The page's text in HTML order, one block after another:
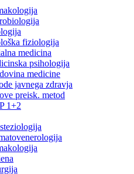
fiziologija
medicina
psihologija
medicine
javnega zdravja
preisk. metod
1+2